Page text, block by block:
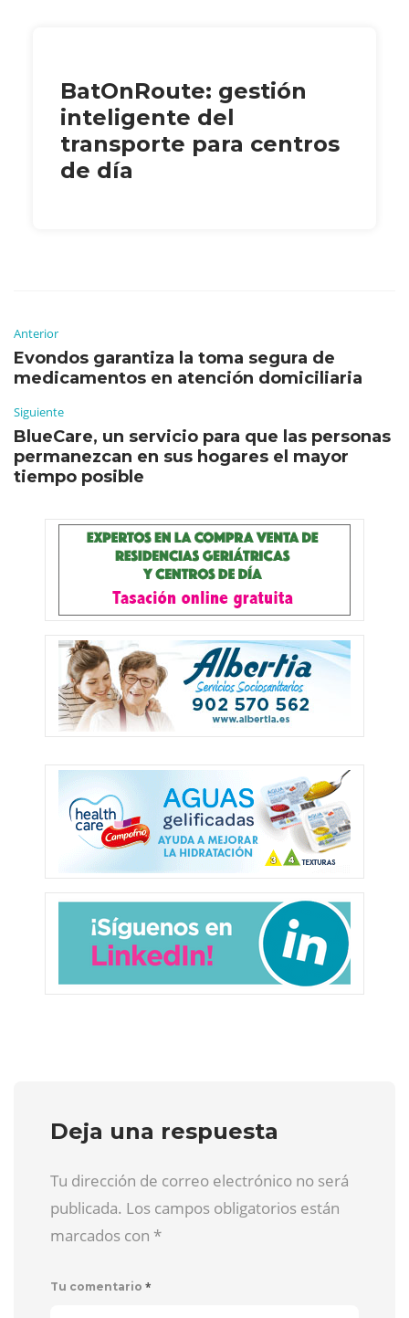
BatOnRoute: gestión
inteligente del
transporte para centros
de día
Anterior
Evondos garantiza la toma segura de
medicamentos en atención domiciliaria
Siguiente
BlueCare, un servicio para que las personas
permanezcan en sus hogares el mayor
tiempo posible
Deja una respuesta
Tu dirección de correo electrónico no será
publicada. Los campos obligatorios están
marcados con *
Tu comentario *